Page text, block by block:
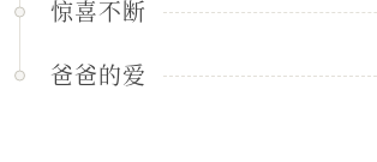
惊喜不断
爸爸的爱